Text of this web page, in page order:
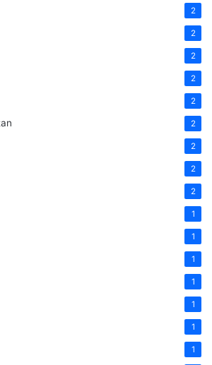
2
2
2
2
2
2
2
2
2
1
1
1
1
1
1
1